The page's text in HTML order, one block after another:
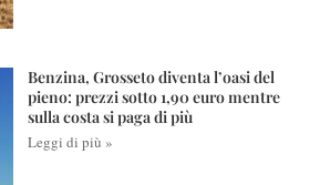
Benzina, Grosseto diventa l’oasi del
pieno: prezzi sotto 1,90 euro mentre
sulla costa si paga di più
Leggi di più »